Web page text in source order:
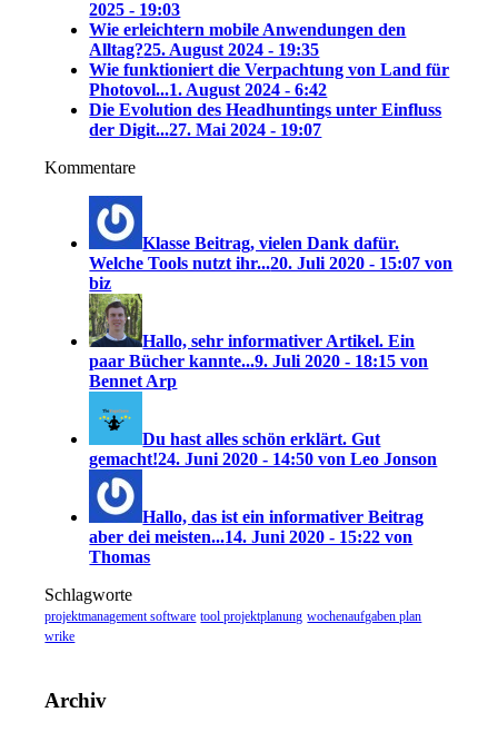
2025 - 19:03
Wie erleichtern mobile Anwendungen den
Alltag?25. August 2024 - 19:35
Wie funktioniert die Verpachtung von Land für
Photovol...1. August 2024 - 6:42
Die Evolution des Headhuntings unter Einfluss
der Digit...27. Mai 2024 - 19:07
Kommentare
Klasse Beitrag, vielen Dank dafür.
Welche Tools nutzt ihr...20. Juli 2020 - 15:07 von
biz
Hallo, sehr informativer Artikel. Ein
paar Bücher kannte...9. Juli 2020 - 18:15 von
Bennet Arp
Du hast alles schön erklärt. Gut
gemacht!24. Juni 2020 - 14:50 von Leo Jonson
Hallo, das ist ein informativer Beitrag
aber dei meisten...14. Juni 2020 - 15:22 von
Thomas
Schlagworte
projektmanagement software tool projektplanung wochenaufgaben plan
wrike
Archiv